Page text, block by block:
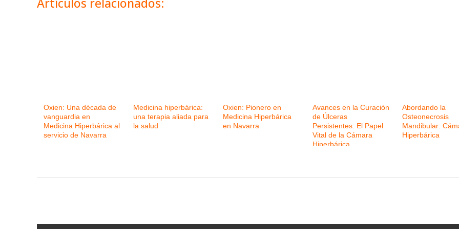
Oxien: Una década de
vanguardia en
Medicina Hiperbárica al
servicio de Navarra
Medicina hiperbárica:
una terapia aliada para
la salud
Oxien: Pionero en
Medicina Hiperbárica
en Navarra
Avances en la Curación
de Úlceras
Persistentes: El Papel
Vital de la Cámara
Hiperbárica
Abordando la
Osteonecrosis
Mandibular:
Hiperbárica